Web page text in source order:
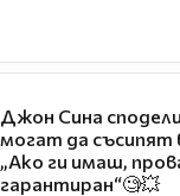
Джон Сина
могат да съсипят
„Ако ги имаш,
гарантиран“🧐💥